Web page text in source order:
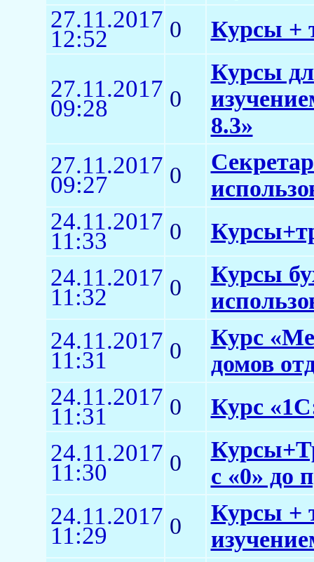
27.11.2017
12:52 0 Курсы +
27.11.2017
09:28 0
Курсы
8.3»
27.11.2017
09:27 0
24.11.2017
11:33 0
24.11.2017
11:32 0
Курсы
24.11.2017
11:31 0
Курс
домов
24.11.2017
11:31 0 Курс
24.11.2017
11:30 0
с «0» до
24.11.2017
11:29 0
Курсы +